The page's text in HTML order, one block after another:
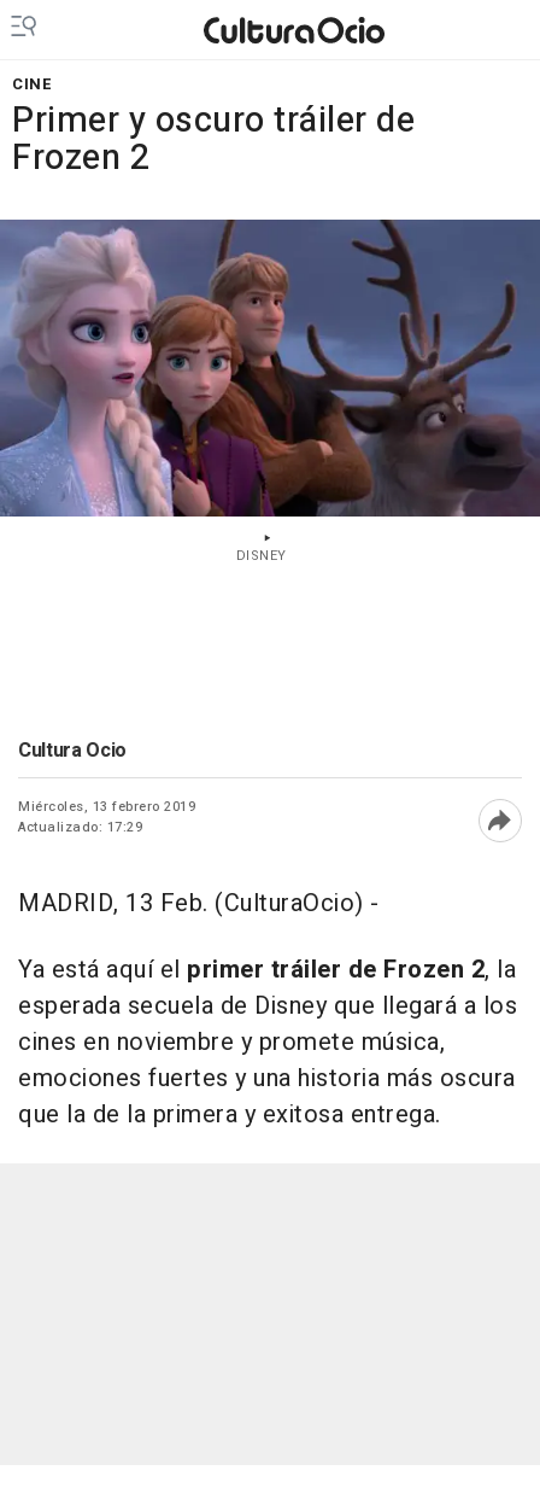
CINE
Primer y oscuro tráiler de
Frozen 2
DISNEY
Cultura Ocio
Miércoles, 13 febrero 2019
Actualizado: 17:29
MADRID, 13 Feb. (CulturaOcio) -
Ya está aquí el primer tráiler de Frozen 2, la
esperada secuela de Disney que llegará a los
cines en noviembre y promete música,
emociones fuertes y una historia más oscura
que la de la primera y exitosa entrega.